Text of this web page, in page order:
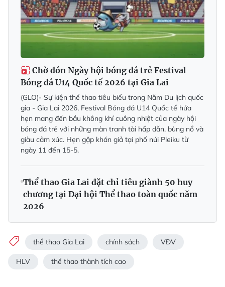
Chờ đón Ngày hội bóng đá trẻ Festival
Bóng đá U14 Quốc tế 2026 tại Gia Lai
(GLO)- Sự kiện thể thao tiêu biểu trong Năm Du lịch quốc
gia - Gia Lai 2026, Festival Bóng đá U14 Quốc tế hứa
hẹn mang đến bầu không khí cuồng nhiệt của ngày hội
bóng đá trẻ với những màn tranh tài hấp dẫn, bùng nổ và
giàu cảm xúc. Hẹn gặp khán giả tại phố núi Pleiku từ
ngày 11 đến 15-5.
Thể thao Gia Lai đặt chỉ tiêu giành 50 huy
chương tại Đại hội Thể thao toàn quốc năm
2026
thể thao Gia Lai chính sách VĐV
HLV thể thao thành tích cao